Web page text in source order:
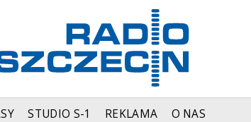
STUDIO S-1 REKLAMA O NAS